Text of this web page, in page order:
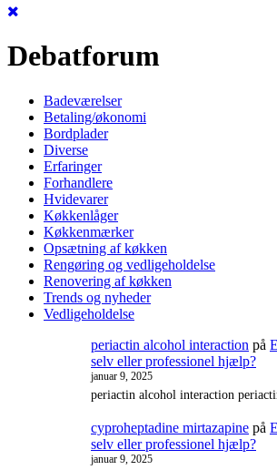
Debatforum
Badeværelser
Betaling/økonomi
Bordplader
Diverse
Erfaringer
Forhandlere
Hvidevarer
Køkkenlåger
Køkkenmærker
Opsætning af køkken
Rengøring og vedligeholdelse
Renovering af køkken
Trends og nyheder
Vedligeholdelse
periactin alcohol interaction på
selv eller professionel hjælp?
januar 9, 2025
periactin alcohol interaction
cyproheptadine mirtazapine på
selv eller professionel hjælp?
januar 9, 2025